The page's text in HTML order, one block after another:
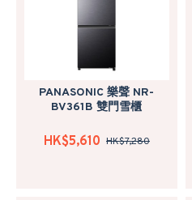
PANASONIC 樂聲 NR-
BV361B 雙門雪櫃
HK$5,610 HK$7,280